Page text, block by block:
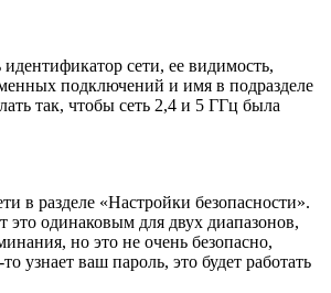
сети, ее видимость,
подключений и имя в подразделе
так, чтобы сеть 2,4 и 5 ГГц была
в разделе «Настройки безопасности».
одинаковым для двух диапазонов,
но это не очень безопасно,
узнает ваш пароль, это будет работать